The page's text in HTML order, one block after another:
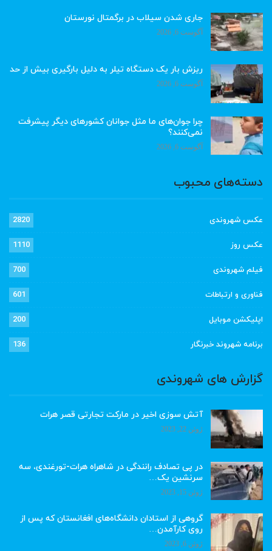
جاری شدن سیلاب در برگمتال نورستان
آگوست 6, 2026
ریزش بار یک دستگاه تیلر به دلیل بارگیری بیش از حد
آگوست 6, 2026
چرا جوان‌های ما مثل جوانان کشورهای دیگر پیشرفت
نمی‌کنند؟
آگوست 6, 2026
دسته‌های محبوب
عکس شهروندی 2820
عکس روز 1110
فیلم شهروندی 700
فناوری و ارتباطات 601
اپلیکشن موبایل 200
برنامه شهروند خبرنگار 136
گزارش های شهروندی
آتش سوزی اخیر در مارکت تجارتی قصر هرات
ژوئن 22, 2023
در پی تصادف رانندگی در شاهراه هرات-تورغندی، سه
سرنشین یک…
ژوئن 15, 2023
گروهی از استادان دانشگاه‌های افغانستان که پس از
روی کارآمدن…
ژوئن 6, 2023